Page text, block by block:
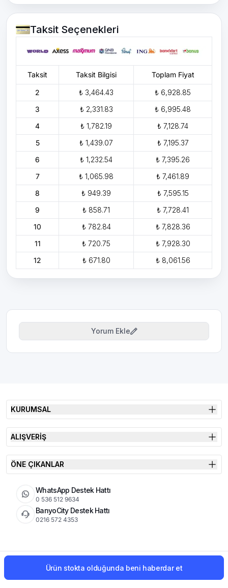
Ürün stokta olduğunda beni haberdar et
Taksit Seçenekleri
Taksit Taksit Bilgisi Toplam Fiyat
2 ₺ 3,464.43
₺ 6,928.85
3
₺ 2,331.83
₺ 6,995.48
4
₺ 1,782.19
₺ 7,128.74
5
₺ 1,439.07
₺ 7,195.37
6
₺ 1,232.54
₺ 7,395.26
7
₺ 1,065.98
₺ 7,461.89
8
₺ 949.39
₺ 7,595.15
9
₺ 858.71
₺ 7,728.41
10
₺ 782.84
₺ 7,828.36
11
₺ 720.75
₺ 7,928.30
12
₺ 671.80 ₺ 8,061.56
Yorum Ekle
KURUMSAL
ALIŞVERİŞ
ÖNE ÇIKANLAR
WhatsApp Destek Hattı
0 536 512 9634
BanyoCity Destek Hattı
0216 572 4353
© 2026 Şimşek Banyo & Seramik | Tüm Hakları Saklıdır